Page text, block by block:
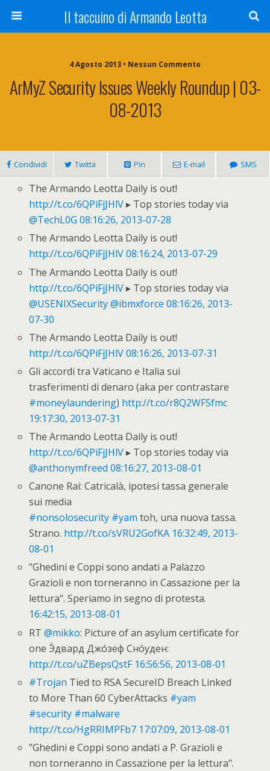
Il taccuino di Armando Leotta
4 Agosto 2013 • Nessun Commento
ArMyZ Security Issues Weekly Roundup | 03-
08-2013
Condividi Twitta Pin E-mail SMS
The Armando Leotta Daily is out!
http://t.co/6QPiFjJHlV▸ Top stories today via
@TechL0G 08:16:26, 2013-07-28
The Armando Leotta Daily is out!
http://t.co/6QPiFjJHlV 08:16:24, 2013-07-29
The Armando Leotta Daily is out!
http://t.co/6QPiFjJHlV▸ Top stories today via
@USENIXSecurity @ibmxforce 08:16:26, 2013-
07-30
The Armando Leotta Daily is out!
http://t.co/6QPiFjJHlV 08:16:26, 2013-07-31
Gli accordi tra Vaticano e Italia sui
trasferimenti di denaro (aka per contrastare
#moneylaundering) http://t.co/r8Q2WFSfmc
19:17:30, 2013-07-31
The Armando Leotta Daily is out!
http://t.co/6QPiFjJHlV▸ Top stories today via
@anthonymfreed 08:16:27, 2013-08-01
Canone Rai: Catricalà, ipotesi tassa generale
sui media
#nonsolosecurity #yam toh, una nuova tassa.
Strano. http://t.co/sVRU2GofKA 16:32:49, 2013-
08-01
"Ghedini e Coppi sono andati a Palazzo
Grazioli e non torneranno in Cassazione per la
lettura". Speriamo in segno di protesta.
16:42:15, 2013-08-01
RT@mikko: Picture of an asylum certificate for
one Э́двард Джо́зеф Сно́уден:
http://t.co/uZBepsQstF 16:56:56, 2013-08-01
#Trojan Tied to RSA SecureID Breach Linked
to More Than 60 CyberAttacks #yam
#security #malware
http://t.co/HgRRIMPFb7 17:07:09, 2013-08-01
"Ghedini e Coppi sono andati a P. Grazioli e
non torneranno in Cassazione per la lettura".